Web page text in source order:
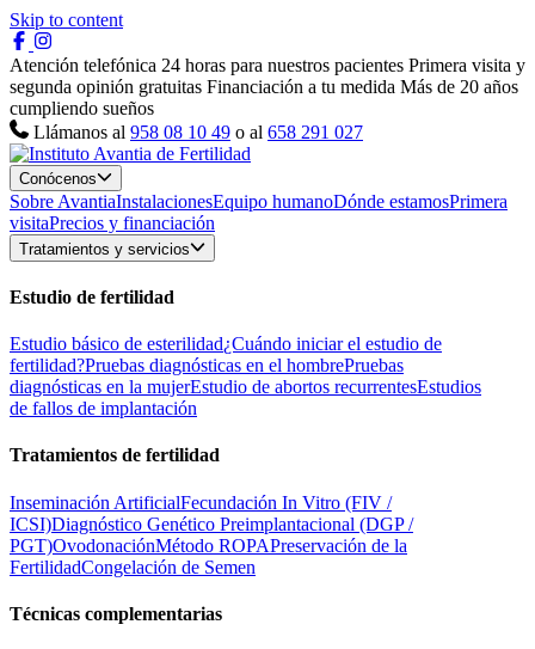
Skip to content
Atención telefónica 24 horas para nuestros pacientes Primera visita y
segunda opinión gratuitas Financiación a tu medida Más de 20 años
cumpliendo sueños
Llámanos al 958 08 10 49 o al 658 291 027
Conócenos
Sobre AvantiaInstalacionesEquipo humanoDónde estamosPrimera
visitaPrecios y financiación
Tratamientos y servicios
Estudio de fertilidad
Estudio básico de esterilidad¿Cuándo iniciar el estudio de
fertilidad?Pruebas diagnósticas en el hombrePruebas
diagnósticas en la mujerEstudio de abortos recurrentesEstudios
de fallos de implantación
Tratamientos de fertilidad
Inseminación ArtificialFecundación In Vitro (FIV /
ICSI)Diagnóstico Genético Preimplantacional (DGP /
PGT)OvodonaciónMétodo ROPAPreservación de la
FertilidadCongelación de Semen
Técnicas complementarias